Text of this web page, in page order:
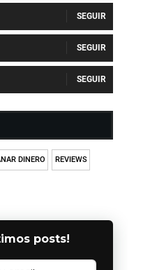
DINERO REVIEWS
posts!